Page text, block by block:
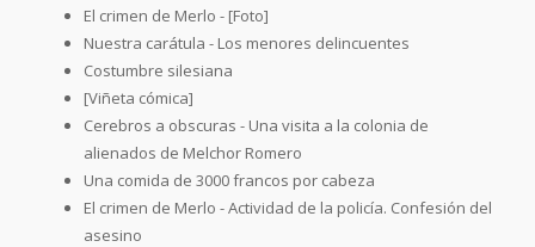
El crimen de Merlo - [Foto]
Nuestra carátula - Los menores delincuentes
Costumbre silesiana
[Viñeta cómica]
Cerebros a obscuras - Una visita a la colonia de
alienados de Melchor Romero
Una comida de 3000 francos por cabeza
El crimen de Merlo - Actividad de la policía. Confesión del
asesino